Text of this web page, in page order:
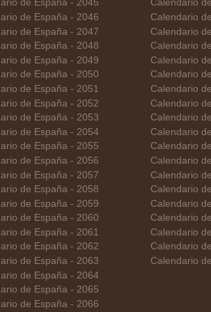
Calendario
Calendario
Calendario
Calendario
Calendario
Calendario
Calendario
Calendario
Calendario
Calendario
Calendario
Calendario
Calendario
Calendario
Calendario
Calendario
Calendario
Calendario
Calendario
de España - 2045
de España - 2046
de España - 2047
de España - 2048
de España - 2049
de España - 2050
de España - 2051
de España - 2052
de España - 2053
de España - 2054
de España - 2055
de España - 2056
de España - 2057
de España - 2058
de España - 2059
de España - 2060
de España - 2061
de España - 2062
de España - 2063
de España - 2064
de España - 2065
de España - 2066